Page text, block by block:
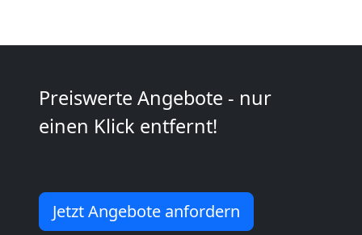
Preiswerte Angebote - nur
einen Klick entfernt!
Jetzt Angebote anfordern
Kleintransport
Wolfsberg
Wolfsberg